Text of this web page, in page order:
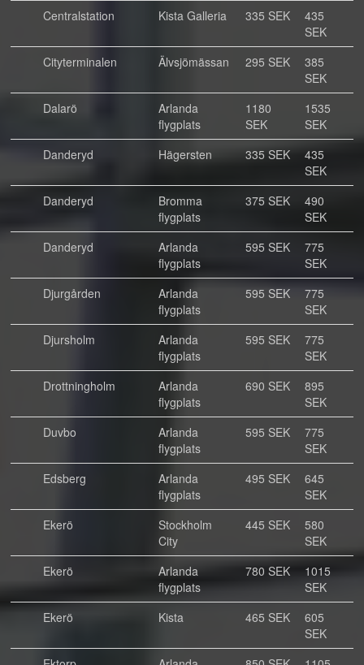
Centralstation
Kista Galleria 335 SEK
435
SEK
Cityterminalen
Älvsjömässan 295 SEK
385
SEK
Dalarö
Arlanda
flygplats
1180
SEK
1535
SEK
Danderyd
Hägersten 335 SEK
435
SEK
Danderyd
Bromma
flygplats
375 SEK
490
SEK
Danderyd
Arlanda
flygplats
595 SEK
775
SEK
Djurgården
Arlanda
flygplats
595 SEK
775
SEK
Djursholm
Arlanda
flygplats
595 SEK
775
SEK
Drottningholm
Arlanda
flygplats
690 SEK
895
SEK
Duvbo
Arlanda
flygplats
595 SEK
775
SEK
Edsberg
Arlanda
flygplats
495 SEK
645
SEK
Ekerö
Stockholm
City
445 SEK
580
SEK
Ekerö
Arlanda
flygplats
780 SEK
1015
SEK
Ekerö
Kista 465 SEK
605
SEK